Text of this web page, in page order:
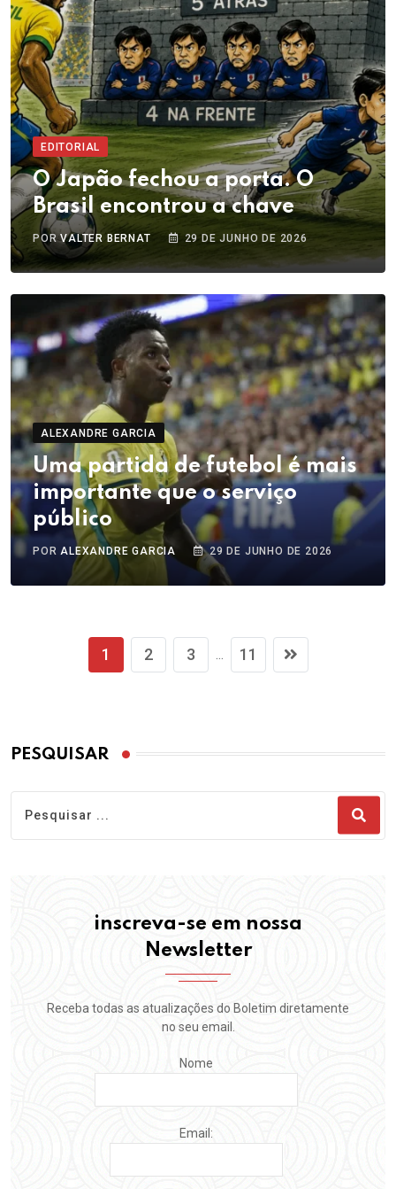
EDITORIAL
O Japão fechou a porta. O
Brasil encontrou a chave
PORVALTER BERNAT 29 DE JUNHO DE 2026
ALEXANDRE GARCIA
Uma partida de futebol é mais
importante que o serviço
público
POR ALEXANDRE GARCIA 29 DE JUNHO DE 2026
1 2 3 11
PESQUISAR
inscreva-se em nossa
Newsletter
Receba todas as atualizações do Boletim diretamente
no seu email.
Nome
Email: